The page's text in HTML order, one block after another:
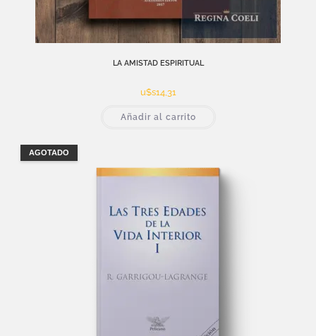
LA AMISTAD ESPIRITUAL
u$s14,31
Añadir al carrito
AGOTADO